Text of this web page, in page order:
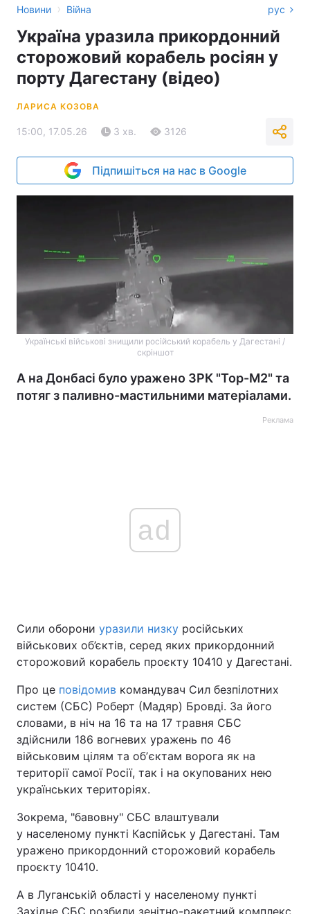
Новини › Війна рус
Україна уразила прикордонний
сторожовий корабель росіян у
порту Дагестану (відео)
ЛАРИСА КОЗОВА
15:00, 17.05.26 3 хв. 3126
Підпишіться на нас в Google
Українські військові знищили російський корабель у Дагестані /
скріншот
А на Донбасі було уражено ЗРК "Тор-М2" та
потяг з паливно-мастильними матеріалами.
Реклама
ad
Сили оборони уразили низку російських
військових об’єктів, серед яких прикордонний
сторожовий корабель проєкту 10410 у Дагестані.
Про це повідомив командувач Сил безпілотних
систем (СБС) Роберт (Мадяр) Бровді. За його
словами, в ніч на 16 та на 17 травня СБС
здійснили 186 вогневих уражень по 46
військовим цілям та обʼєктам ворога як на
території самої Росії, так і на окупованих нею
українських територіях.
Зокрема, "бавовну" СБС влаштували
у населеному пункті Каспійськ у Дагестані. Там
уражено прикордонний сторожовий корабель
проєкту 10410.
А в Луганській області у населеному пункті
Західне СБС розбили зенітно-ракетний комплекс